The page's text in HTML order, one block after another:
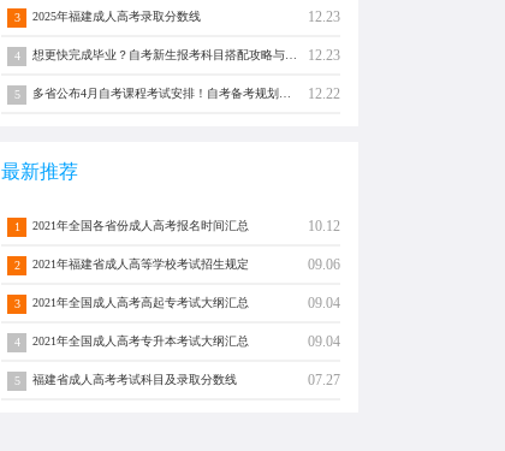
3 2025年福建成人高考录取分数线 12.23
4 12.23
5 12.22
最新推荐
1 2021年全国各省份成人高考报名时间汇总 10.12
2 2021年福建省成人高等学校考试招生规定 09.06
3 2021年全国成人高考高起专考试大纲汇总 09.04
4 2021年全国成人高考专升本考试大纲汇总 09.04
5 福建省成人高考考试科目及录取分数线 07.27